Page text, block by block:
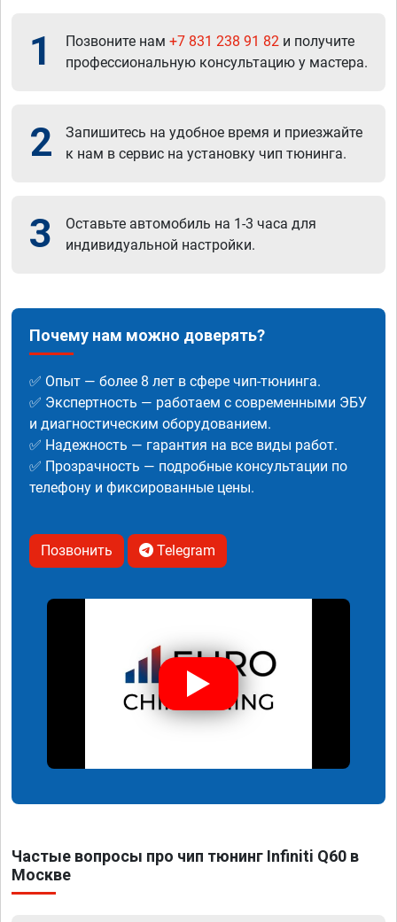
1 Позвоните нам +7 831 238 91 82 и получите
профессиональную консультацию у мастера.
2
Запишитесь на удобное время и приезжайте
к нам в сервис на установку чип тюнинга.
3
Оставьте автомобиль на 1-3 часа для
индивидуальной настройки.
Почему нам можно доверять?
✅ Опыт — более 8 лет в сфере чип-тюнинга.
✅ Экспертность — работаем с современными ЭБУ
и диагностическим оборудованием.
✅ Надежность — гарантия на все виды работ.
✅ Прозрачность — подробные консультации по
телефону и фиксированные цены.
Позвонить Telegram
Частые вопросы про чип тюнинг Infiniti Q60 в
Москве